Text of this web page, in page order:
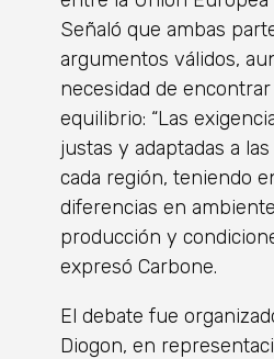
Señaló que ambas
argumentos válidos,
necesidad de
equilibrio: “Las
justas y adaptadas a
cada región, teniendo
diferencias en
producción y
expresó Carbone.
El debate fue
Diogon, en